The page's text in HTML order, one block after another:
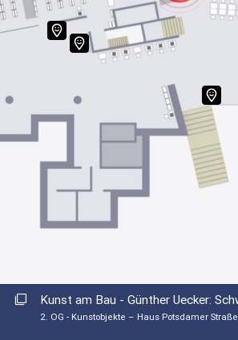
1. OG
2. OG
Kunstobjekte – Haus Potsdamer Straße
EG
1. OG
2. OG
2. OG - Kunstobjekte – Haus Potsdamer Straße